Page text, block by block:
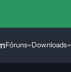
Fóruns Downloads